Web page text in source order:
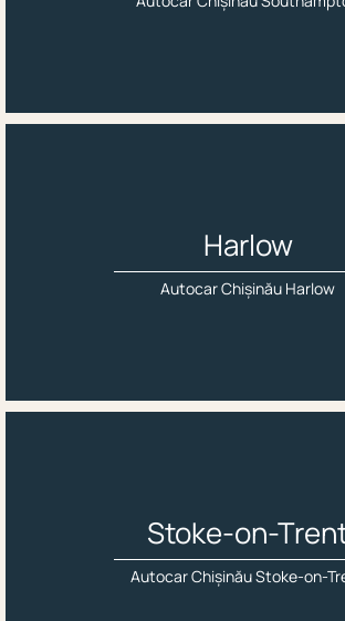
Harlow
Autocar Chișinău Harlow
Stoke-on-
Autocar Chișinău Stoke-on-